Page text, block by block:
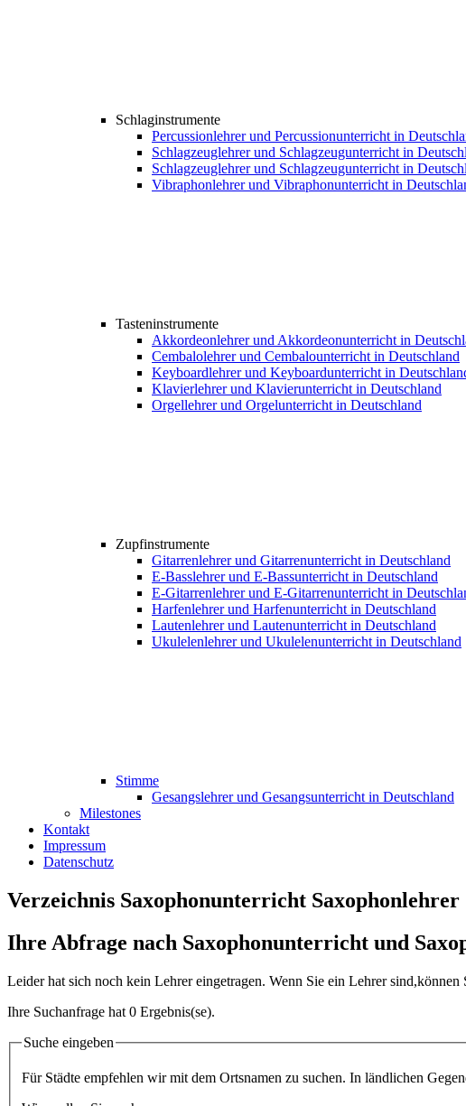
Schlaginstrumente
Percussionlehrer und Percussionunterricht in
Schlagzeuglehrer und Schlagzeugunterricht in
Schlagzeuglehrer und Schlagzeugunterricht in
Vibraphonlehrer und Vibraphonunterricht in
Tasteninstrumente
Akkordeonlehrer und Akkordeonunterricht in
Cembalolehrer und Cembalounterricht in Deutschland
Keyboardlehrer und Keyboardunterricht in
Klavierlehrer und Klavierunterricht in Deutschland
Orgellehrer und Orgelunterricht in Deutschland
Zupfinstrumente
Gitarrenlehrer und Gitarrenunterricht in Deutschland
E-Basslehrer und E-Bassunterricht in Deutschland
E-Gitarrenlehrer und E-Gitarrenunterricht in
Harfenlehrer und Harfenunterricht in Deutschland
Lautenlehrer und Lautenunterricht in Deutschland
Ukulelenlehrer und Ukulelenunterricht in Deutschland
Stimme
Gesangslehrer und Gesangsunterricht in Deutschland
Milestones
Kontakt
Impressum
Datenschutz
Verzeichnis Saxophonunterricht Saxophonlehrer
Ihre Abfrage nach Saxophonunterricht und
Leider hat sich noch kein Lehrer eingetragen. Wenn Sie ein Lehrer sind,können
Ihre Suchanfrage hat 0 Ergebnis(se).
Suche eingeben
Für Städte empfehlen wir mit dem Ortsnamen zu suchen. In ländlichen